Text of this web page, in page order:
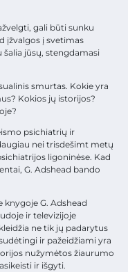
gali būti sunku
įžvalgos į svetimas
jūsų, stengdamasi
smurtas. Kokie yra
Kokios jų istorijos?
psichiatrių ir
nei trisdešimt metų
ligoninėse. Kad
G. Adshead bando
knygoje G. Adshead
ir televizijoje
ne tik jų padarytus
ir pažeidžiami yra
nužymėtos žiaurumo
ir išgyti.